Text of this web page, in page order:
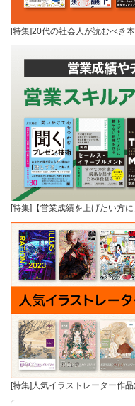
[特集]20代の社会人が読むべき
[特集]【営業成績を上げたい方
[特集]人気イラストレーター作